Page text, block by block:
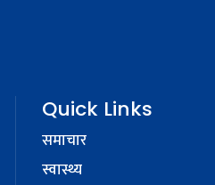
Quick Links
समाचार
स्वास्थ्य